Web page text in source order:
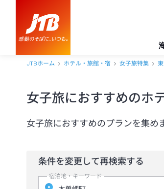
JTBホーム ホテル・旅館・宿 女子旅特集
女子旅におすすめのホ
女子旅におすすめのプランを集め
条件を変更して再検索する
宿泊地・キーワード